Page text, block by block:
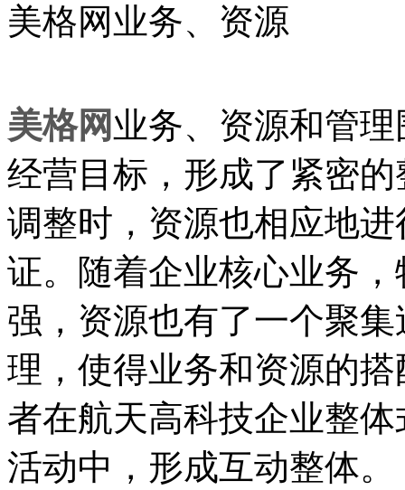
美格网业务、资源
美格网 业务、资源和管
经营目标，形成了紧密
调整时，资源也相应地
证。随着企业核心业务
强，资源也有了一个聚
理，使得业务和资源的
者在航天高科技企业整
活动中，形成互动整体。